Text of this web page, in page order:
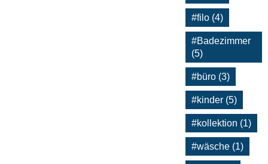
#filo (4)
#Badezimmer
(5)
#büro (3)
#kinder (5)
#kollektion (1)
#wäsche (1)